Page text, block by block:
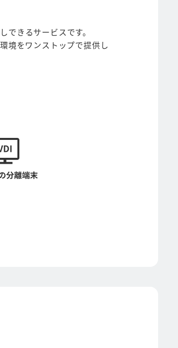
きるサービスです。
境をワンストップで提供し